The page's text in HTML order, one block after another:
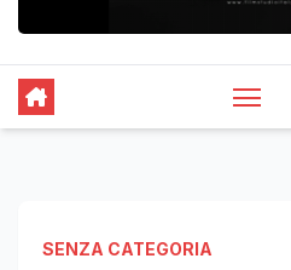
SENZA CATEGORIA